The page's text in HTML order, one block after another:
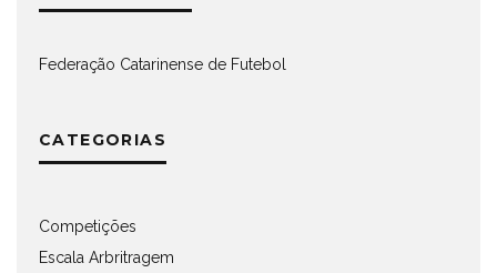
Federação Catarinense de Futebol
CATEGORIAS
Competições
Escala Arbritragem